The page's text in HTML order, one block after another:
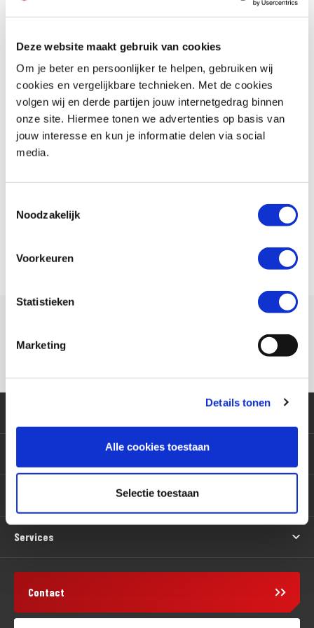
Deze website maakt gebruik van cookies
Om je beter en persoonlijker te helpen, gebruiken wij
cookies en vergelijkbare technieken. Met de cookies
volgen wij en derde partijen jouw internetgedrag binnen
onze site. Hiermee tonen we advertenties op basis van
jouw interesse en kun je informatie delen via social
media.
Noodzakelijk
Voorkeuren
Statistieken
Marketing
Details tonen
Alle cookies toestaan
Selectie toestaan
Performance Center – Maximale prestaties uit jouw motor
In hetMotoPort Rockanje Performance Center halen wij het
maximale uit jouw motor. Hier kun je terecht voorECU tuning,
vermogenstesten en het perfect afstellen van jouw motorvoor
optimale prestaties, soepelere vermogensafgifte en een betere
Wil je jouw motor laten meten, tunen of professioneel laten afstellen?
mogelijkheden te bespreken en een afspraak in te plannen.
Terug naar Werkplaats
Services
Contact